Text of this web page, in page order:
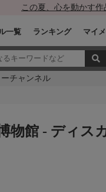
この夏、心を動かす
一覧 ランキング マイ
チャンネル
物館 - ディス